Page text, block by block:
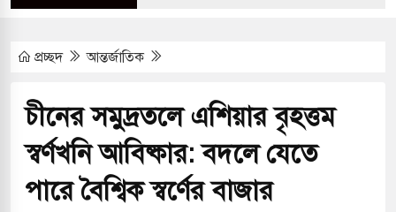
সর্বনিম্ন এসএসসি পাসের হার, ৬২.২৫ শতাংশ
ফল প্রকাশ, পাসের হার ৬২.২৫ শতাংশ
১৭ জনের মৃত্যু: ৭ জনই নওগাঁর আত্রাইয়ের
অর্থ উদ্ধারে আন্তর্জাতিক ৮ প্রতিষ্ঠানের সঙ্গে চুক্তি
প্রচ্ছদ আন্তর্জাতিক
চীনের সমুদ্রতলে এশিয়ার বৃহত্তম
স্বর্ণখনি আবিষ্কার: বদলে যেতে
পারে বৈশ্বিক স্বর্ণের বাজার